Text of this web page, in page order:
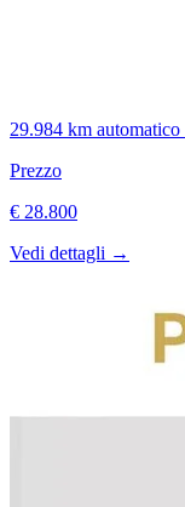
29.984 km automatico
Prezzo
€ 28.800
Vedi dettagli →